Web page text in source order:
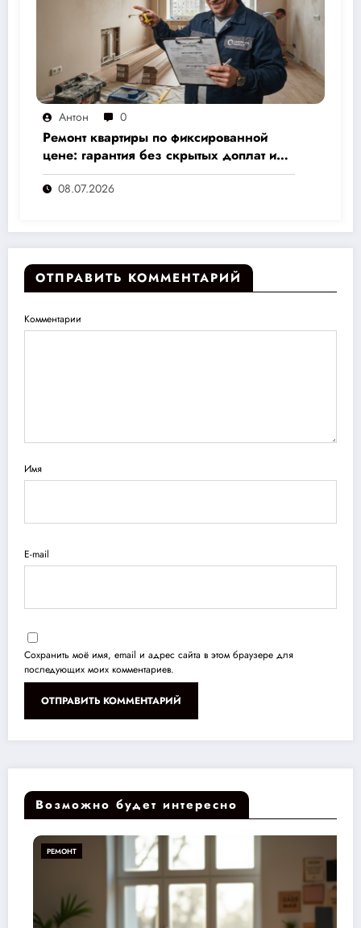
Антон 0
Ремонт квартиры по фиксированной
цене: гарантия без скрытых доплат и
переплат
08.07.2026
ОТПРАВИТЬ КОММЕНТАРИЙ
Комментарии
Имя
E-mail
Сохранить моё имя, email и адрес сайта в этом браузере для
последующих моих комментариев.
Возможно будет интересно
РЕМОНТ